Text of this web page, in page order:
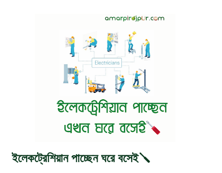
ইলেকট্রেশিয়ান পাচ্ছেন ঘরে বসেই🪛